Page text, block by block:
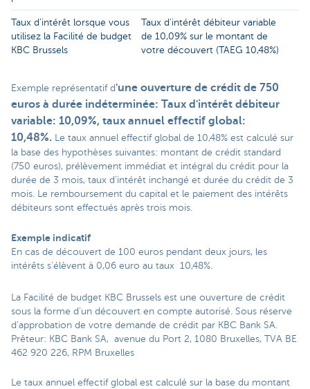
Taux d'intérêt lorsque vous
utilisez la Facilité de budget
KBC Brussels
Taux d'intérêt débiteur variable
de 10,09% sur le montant de
votre découvert (TAEG 10,48%)
Exemple représentatif d'une ouverture de crédit de 750
euros à durée indéterminée: Taux d'intérêt débiteur
variable: 10,09%, taux annuel effectif global:
10,48%. Le taux annuel effectif global de 10,48% est calculé sur
la base des hypothèses suivantes: montant de crédit standard
(750 euros), prélèvement immédiat et intégral du crédit pour la
durée de 3 mois, taux d'intérêt inchangé et durée du crédit de 3
mois. Le remboursement du capital et le paiement des intérêts
débiteurs sont effectués après trois mois.
Exemple indicatif
En cas de découvert de 100 euros pendant deux jours, les
intérêts s'élèvent à 0,06 euro au taux 10,48%.
La Facilité de budget KBC Brussels est une ouverture de crédit
sous la forme d'un découvert en compte autorisé. Sous réserve
d’approbation de votre demande de crédit par KBC Bank SA.
Prêteur: KBC Bank SA, avenue du Port 2, 1080 Bruxelles, TVA BE
462 920 226, RPM Bruxelles
Le taux annuel effectif global est calculé sur la base du montant